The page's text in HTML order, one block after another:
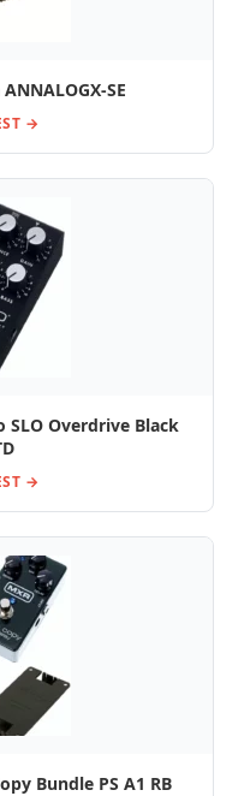
SE
→
SLO Overdrive Black
→
Bundle PS A1 RB